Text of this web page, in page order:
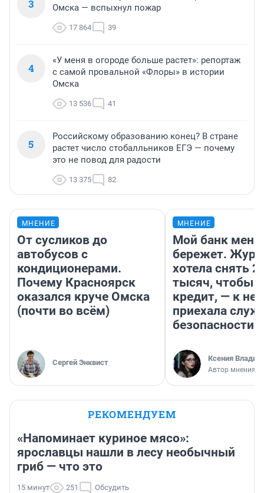
3
Омска — вспыхнул пожар
17 864 39
4
«У меня в огороде больше растет»: репортаж
с самой провальной «Флоры» в истории
Омска
13 536 41
5
Российскому образованию конец? В стране
растет число стобалльников ЕГЭ — почему
это не повод для радости
13 375 82
МНЕНИЕ
От сусликов до
автобусов с
кондиционерами.
Почему Красноярск
оказался круче Омска
(почти во всём)
Сергей Энквист
МНЕНИЕ
Мой банк меня
бережет.
хотела снять
тысяч, чтобы
кредит, — к
приехала
безопасности
Ксения
Автор мнения
РЕКОМЕНДУЕМ
«Напоминает куриное мясо»:
ярославцы нашли в лесу необычный
гриб — что это
15 минут 251 Обсудить